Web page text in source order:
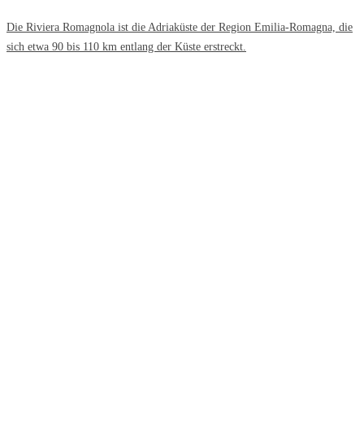
Die Riviera Romagnola ist die Adriaküste der Region Emilia-Romagna, die
sich etwa 90 bis 110 km entlang der Küste erstreckt.